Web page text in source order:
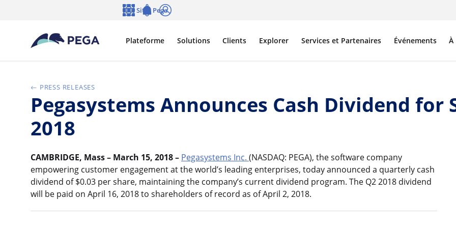
Passer directement au contenu principal
Plateforme Solutions Clients Explorer Services et Partenaires Événements À
Sites Pega
PRESS RELEASES
Pegasystems Announces Cash Dividend for
2018
CAMBRIDGE, Mass – March 15, 2018 – Pegasystems Inc. (NASDAQ: PEGA), the software company
empowering customer engagement at the world’s leading enterprises, today announced a quarterly cash
dividend of $0.03 per share, maintaining the company’s current dividend program. The Q2 2018 dividend
will be paid on April 16, 2018 to shareholders of record as of April 2, 2018.